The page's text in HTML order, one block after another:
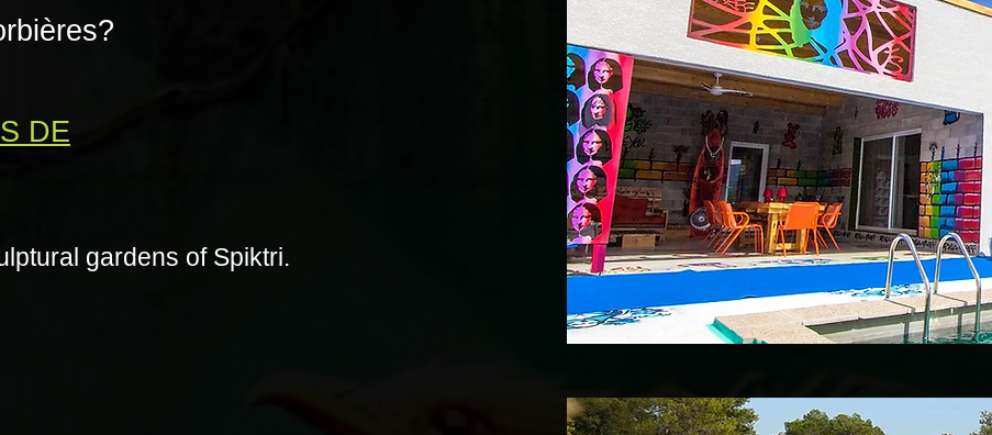
DE
gardens of Spiktri.